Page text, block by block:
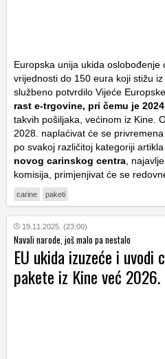
Europska unija ukida oslobođenje
vrijednosti do 150 eura koji stižu
službeno potvrdilo Vijeće
rast e-trgovine, pri čemu je
takvih pošiljaka, većinom iz Kine.
2028. naplaćivat će se
po svakoj različitoj kategoriji
novog carinskog centra,
komisija, primjenjivat će se
carine paketi
19.11.2025. (23:00)
Navali narode, još malo pa nestalo
EU ukida izuzeće i
pakete iz Kine već 2026.